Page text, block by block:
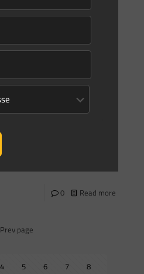
2026 Institui, em caráter
0 Read more
FEPAM No 592, DE 9 DE
e estabelece os
0 Read more
Prev page
4 5 6 7
8